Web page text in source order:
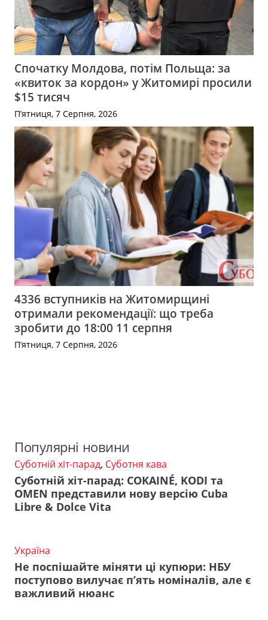
Спочатку Молдова, потім Польща: за
«квиток за кордон» у Житомирі просили
$15 тисяч
П’ятниця, 7 Серпня, 2026
4336 вступників на Житомирщині
отримали рекомендації: що треба
зробити до 18:00 11 серпня
П’ятниця, 7 Серпня, 2026
Популярні новини
Суботній хіт-парад, Суботня кава
Суботній хіт-парад: COKAINÉ, KODI та
OMEN представили нову версію Cuba
Libre & Dolce Vita
Україна
Не поспішайте міняти ці купюри: НБУ
поступово вилучає п’ять номіналів, але є
важливий нюанс